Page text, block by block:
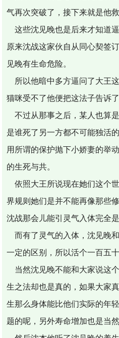
气再次突破了，接下来就是他
这些沈见晚也是后来才知道
原来沈战这家伙自从同心契签
见晚有生命危险。
所以他暗中多方逼问了大王
猫咪受不了他便把这法子告诉了
不过从那事之后，某人也算
是谁死了另一方都不可能独活
用所谓的保护抛下小娇妻的举
的生死与共。
依照大王所说现在她们这个
界规则她们是并不能再像那些
沈战那会儿能引灵气入体完全
而有了灵气的入体，沈见晚
一定的区别，所以活个一百五
当然沈见晚不能和大家说这
生之法却也是真的，如果大家
生那么身体能比他们实际的年
题的呢，另外寿命增加也是当然